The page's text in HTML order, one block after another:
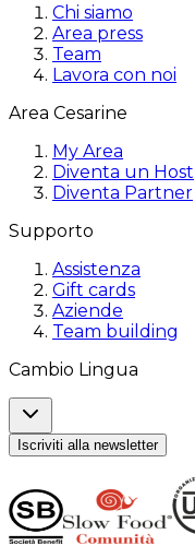
Chi siamo
Area press
Team
Lavora con noi
Area Cesarine
My Area
Diventa un Host
Diventa Partner
Supporto
Assistenza
Gift cards
Aziende
Team building
Cambio Lingua
Iscriviti alla newsletter